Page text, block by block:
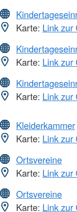
Karte: Link zur
Karte: Link zur
Karte: Link zur
Kleiderkammer
Karte: Link zur
Ortsvereine
Karte: Link zur
Ortsvereine
Karte: Link zur